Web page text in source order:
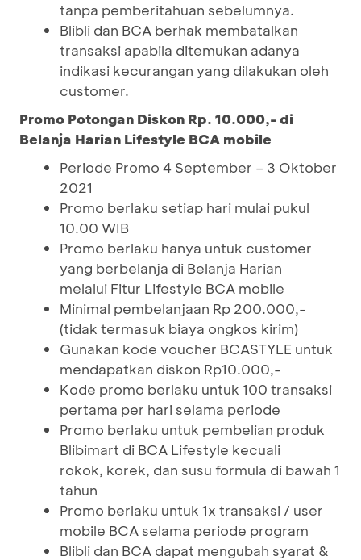
tanpa pemberitahuan sebelumnya.
Blibli dan BCA berhak membatalkan
transaksi apabila ditemukan adanya
indikasi kecurangan yang dilakukan oleh
customer.
Promo Potongan Diskon Rp. 10.000,- di
Belanja Harian Lifestyle BCA mobile
Periode Promo 4 September – 3 Oktober
2021
Promo berlaku setiap hari mulai pukul
10.00 WIB
Promo berlaku hanya untuk customer
yang berbelanja di Belanja Harian
melalui Fitur Lifestyle BCA mobile
Minimal pembelanjaan Rp 200.000,-
(tidak termasuk biaya ongkos kirim)
Gunakan kode voucher BCASTYLE untuk
mendapatkan diskon Rp10.000,-
Kode promo berlaku untuk 100 transaksi
pertama per hari selama periode
Promo berlaku untuk pembelian produk
Blibimart di BCA Lifestyle kecuali
rokok, korek, dan susu formula di bawah 1
tahun
Promo berlaku untuk 1x transaksi / user
mobile BCA selama periode program
Blibli dan BCA dapat mengubah syarat &